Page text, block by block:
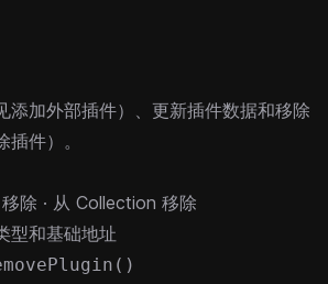
添加外部插件）、更新插件数据和移除
插件）。
除 · 从 Collection 移除
型和基础地址